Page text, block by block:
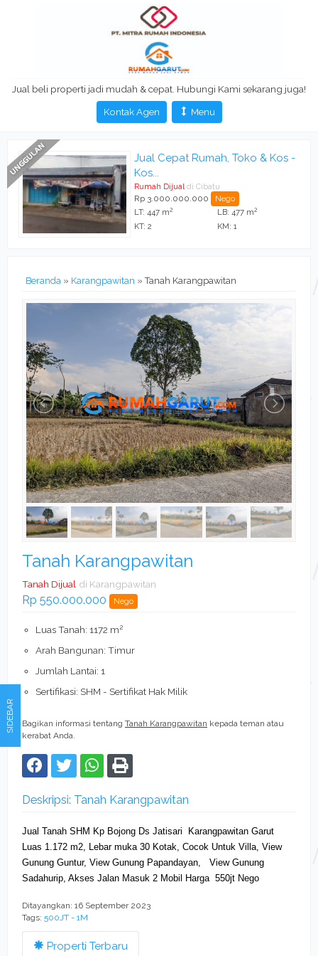
Jual beli properti jadi mudah & cepat. Hubungi Kami sekarang juga!
Kontak Agen
Menu
& Kos -
Di Jual Kos Kosan Dekat
Rumah Dijual
Rp 3.500.000.000
LT: 420 m LB: 560 m
Beranda » Karangpawitan » Tanah Karangpawitan
Tanah Karangpawitan
Tanah Dijual di Karangpawitan
Rp 550.000.000 Nego
Luas Tanah: 1172 m2
Arah Bangunan: Timur
Jumlah Lantai: 1
Sertifikasi: SHM - Sertifikat Hak Milik
Bagikan informasi tentang Tanah Karangpawitan kepada teman atau
kerabat Anda.
Deskripsi: Tanah Karangpawitan
Jual Tanah SHM Kp Bojong Ds Jatisari Karangpawitan Garut
Luas 1.172 m2, Lebar muka 30 Kotak, Cocok Untuk Villa, View
Gunung Guntur, View Gunung Papandayan,
View Gunung
Sadahurip, Akses Jalan Masuk 2 Mobil Harga 550jt Nego
Ditayangkan: 16 September 2023
Tags: 500JT - 1M
Properti Terbaru
SIDEBAR